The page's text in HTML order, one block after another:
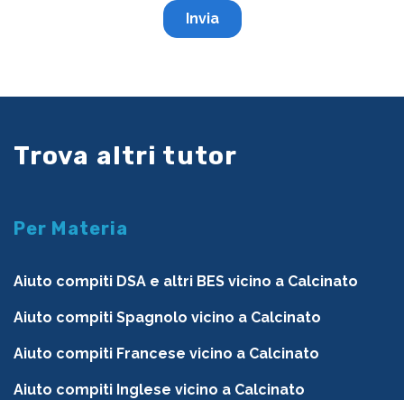
Trova altri tutor
Per Materia
Aiuto compiti DSA e altri BES vicino a Calcinato
Aiuto compiti Spagnolo vicino a Calcinato
Aiuto compiti Francese vicino a Calcinato
Aiuto compiti Inglese vicino a Calcinato